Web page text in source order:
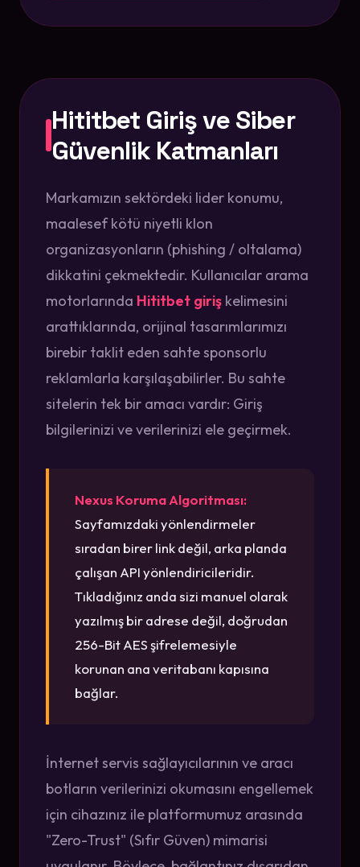
Hititbet Giriş ve Siber
Güvenlik Katmanları
Markamızın sektördeki lider konumu,
maalesef kötü niyetli klon
organizasyonların (phishing / oltalama)
dikkatini çekmektedir. Kullanıcılar arama
motorlarında Hititbet giriş kelimesini
arattıklarında, orijinal tasarımlarımızı
birebir taklit eden sahte sponsorlu
reklamlarla karşılaşabilirler. Bu sahte
sitelerin tek bir amacı vardır: Giriş
bilgilerinizi ve verilerinizi ele geçirmek.
Nexus Koruma Algoritması:
Sayfamızdaki yönlendirmeler
sıradan birer link değil, arka planda
çalışan API yönlendiricileridir.
Tıkladığınız anda sizi manuel olarak
yazılmış bir adrese değil, doğrudan
256-Bit AES şifrelemesiyle
korunan ana veritabanı kapısına
bağlar.
İnternet servis sağlayıcılarının ve aracı
botların verilerinizi okumasını engellemek
için cihazınız ile platformumuz arasında
"Zero-Trust" (Sıfır Güven) mimarisi